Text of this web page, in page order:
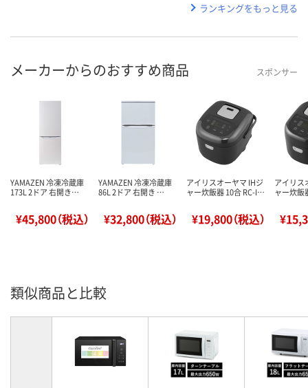
ランキングをもっと見る
メーカーからのおすすめ商品 スポンサー
YAMAZEN 冷凍冷蔵庫
173L 2ドア 右開き…
¥45,800（税込）
YAMAZEN 冷凍冷蔵庫
86L 2ドア 右開き …
¥32,800（税込）
アイリスオーヤマ IHジ
ャー炊飯器 10合 RC-I…
¥19,800（税込）
アイリス
ャー炊飯
類似商品と比較